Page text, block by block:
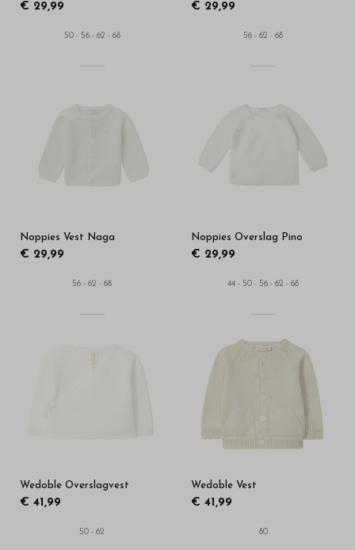
€ 29,99
50 - 56 - 62 - 68
€ 29,99
56 - 62 - 68
Noppies Vest Naga
€ 29,99
56 - 62 - 68
Noppies Overslag Pino
€ 29,99
44 - 50 - 56 - 62 - 68
Wedoble Overslagvest
€ 41,99
50 - 62
Wedoble Vest
€ 41,99
80